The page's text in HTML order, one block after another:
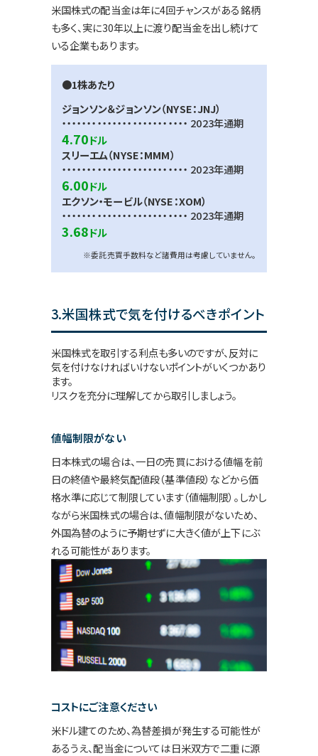
米国株式の配当金は年に4回チャンスがある銘柄
も多く、実に30年以上に渡り配当金を出し続けて
いる企業もあります。
●1株あたり
ジョンソン＆ジョンソン（NYSE：JNJ）
・・・・・・・・・・・・・・・・・・・・・・・・・ 2023年通期
4.70ドル
スリーエム（NYSE：MMM）
・・・・・・・・・・・・・・・・・・・・・・・・・ 2023年通期
6.00ドル
エクソン・モービル（NYSE：XOM）
・・・・・・・・・・・・・・・・・・・・・・・・・ 2023年通期
3.68ドル
※委託売買手数料など諸費用は考慮していません。
3.米国株式で気を付けるべきポイント
米国株式を取引する利点も多いのですが、反対に
気を付けなければいけないポイントがいくつかあり
ます。
リスクを充分に理解してから取引しましょう。
値幅制限がない
日本株式の場合は、一日の売買における値幅を前
日の終値や最終気配値段（基準値段）などから価
格水準に応じて制限しています（値幅制限）。しかし
ながら米国株式の場合は、値幅制限がないため、
外国為替のように予期せずに大きく値が上下にぶ
れる可能性があります。
コストにご注意ください
米ドル建てのため、為替差損が発生する可能性が
あるうえ、配当金については日米双方で二重に源